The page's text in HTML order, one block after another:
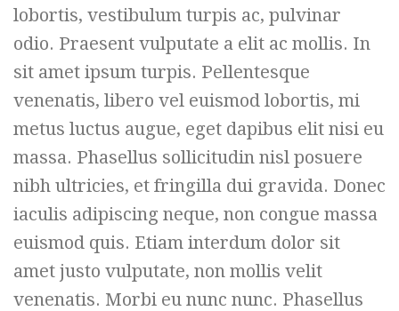
lobortis, vestibulum turpis ac, pulvinar
odio. Praesent vulputate a elit ac mollis. In
sit amet ipsum turpis. Pellentesque
venenatis, libero vel euismod lobortis, mi
metus luctus augue, eget dapibus elit nisi eu
massa. Phasellus sollicitudin nisl posuere
nibh ultricies, et fringilla dui gravida. Donec
iaculis adipiscing neque, non congue massa
euismod quis. Etiam interdum dolor sit
amet justo vulputate, non mollis velit
venenatis. Morbi eu nunc nunc. Phasellus